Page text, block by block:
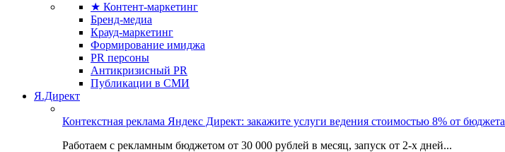
★ Контент-маркетинг
Бренд-медиа
Крауд-маркетинг
Формирование имиджа
PR персоны
Антикризисный PR
Публикации в СМИ
Я.Директ
Контекстная реклама Яндекс Директ: закажите услуги ведения стоимостью 8% от бюджета
Работаем с рекламным бюджетом от 30 000 рублей в месяц, запуск от 2-х дней...